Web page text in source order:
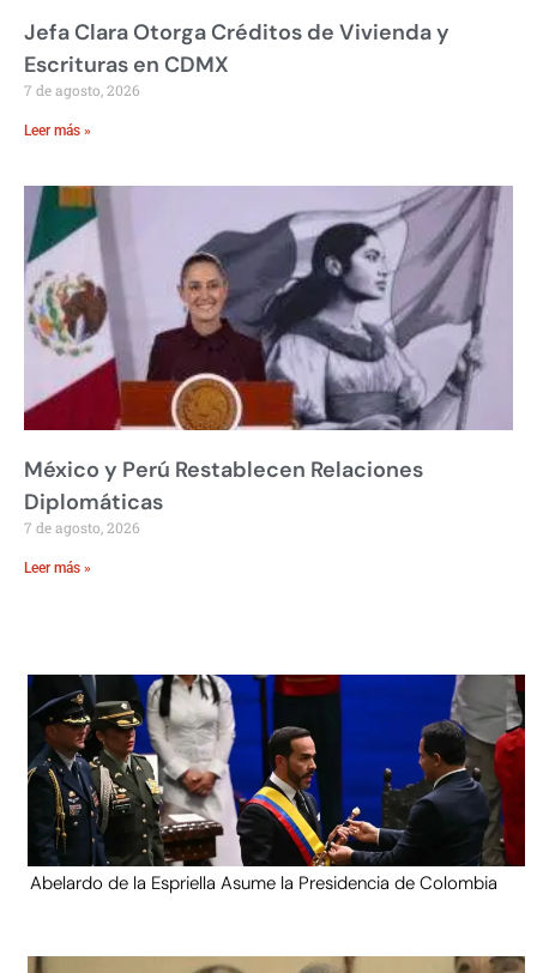
Jefa Clara Otorga Créditos de Vivienda y
Escrituras en CDMX
7 de agosto, 2026
Leer más »
México y Perú Restablecen Relaciones
Diplomáticas
7 de agosto, 2026
Leer más »
Abelardo de la Espriella Asume la Presidencia de Colombia